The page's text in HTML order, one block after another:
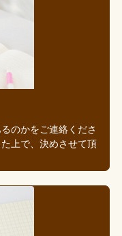
のかをご連絡くださ
上で、決めさせて頂